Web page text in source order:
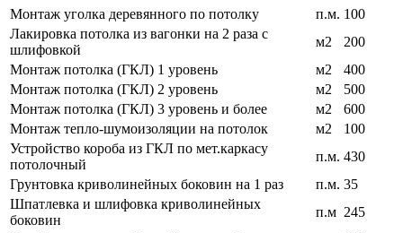
Монтаж уголка деревянного по потолку
п.м. 100
Лакировка потолка из вагонки на 2 раза с
шлифовкой
м2
200
Монтаж потолка (ГКЛ) 1 уровень
м2
400
Монтаж потолка (ГКЛ) 2 уровень
м2
500
Монтаж потолка (ГКЛ) 3 уровень и более
м2
600
Монтаж тепло-шумоизоляции на потолок
м2
100
Устройство короба из ГКЛ по мет.каркасу
потолочный
п.м. 430
Грунтовка криволинейных боковин на 1 раз
п.м. 35
Шпатлевка и шлифовка криволинейных
боковин
п.м 245